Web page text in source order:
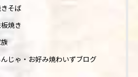
そば
焼き
じゃ・お好み焼わいずブログ